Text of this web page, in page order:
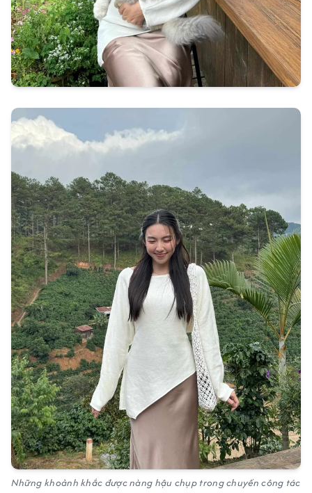
Những khoảnh khắc được nàng hậu chụp trong chuyến công tác